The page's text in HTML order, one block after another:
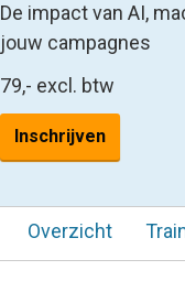
De impact van AI,
jouw campagnes
79,- excl. btw
Inschrijven
Overzicht